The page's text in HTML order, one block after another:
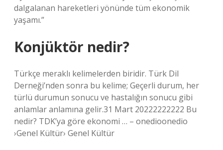
dalgalanan hareketleri yönünde tüm ekonomik
yaşamı.”
Konjüktör nedir?
Türkçe meraklı kelimelerden biridir. Türk Dil
Derneği’nden sonra bu kelime; Geçerli durum, her
türlü durumun sonucu ve hastalığın sonucu gibi
anlamlar anlamına gelir.31 Mart 20222222222 Bu
nedir? TDK’ya göre ekonomi … – onedioonedio
›Genel Kültür› Genel Kültür